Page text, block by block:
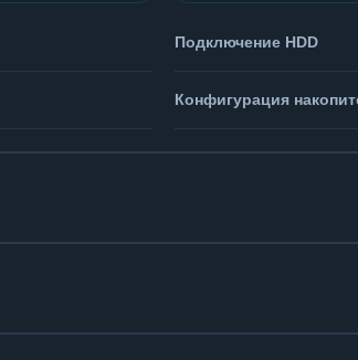
Подключение HDD
Конфигурация